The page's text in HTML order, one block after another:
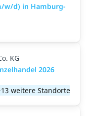
w/d) in Hamburg-
KG
2026
weitere Standorte